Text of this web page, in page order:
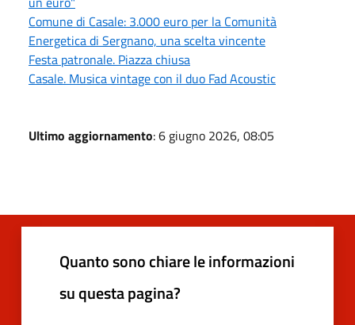
Comune di Casale: 3.000 euro per la Comunità
Energetica di Sergnano, una scelta vincente
Festa patronale. Piazza chiusa
Casale. Musica vintage con il duo Fad Acoustic
Ultimo aggiornamento: 6 giugno 2026, 08:05
Quanto sono chiare le informazioni
su questa pagina?